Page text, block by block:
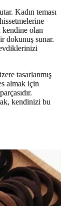
Kadın teması
kendine olan
dokunuş sunar.
tasarlanmış
almak için
kendinizi bu